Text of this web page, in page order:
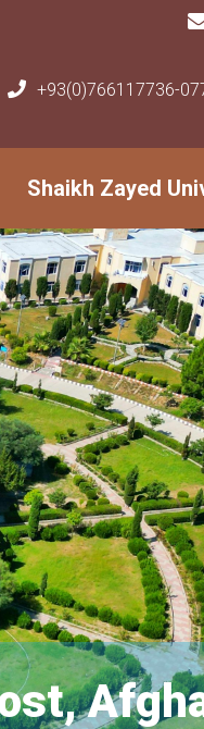
Shaikh Zayed
+93(0)766117736-
Shaikh Zayed